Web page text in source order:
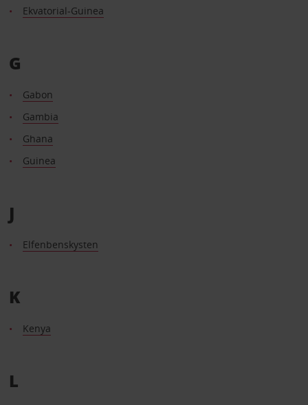
Ekvatorial-Guinea
G
Gabon
Gambia
Ghana
Guinea
J
Elfenbenskysten
K
Kenya
L